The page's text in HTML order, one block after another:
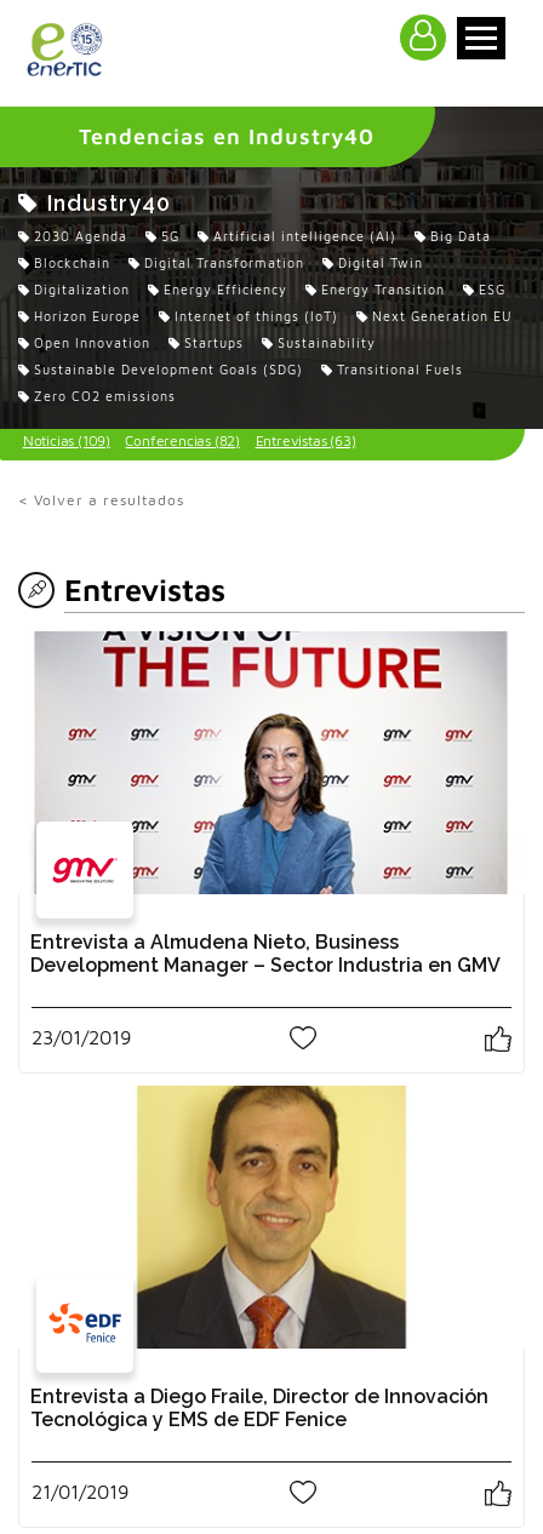
Tendencias en Industry40
Industry40
2030 Agenda 5G Artificial intelligence (AI)
Big Data
Blockchain
Digital Transformation
Digital Twin
Digitalization
Energy Efficiency Energy Transition
ESG
Horizon Europe
Internet of things (IoT)
Next Generation EU
Open Innovation
Startups
Sustainability
Sustainable Development Goals (SDG)
Transitional Fuels
Zero CO2 emissions
Noticias (109) Conferencias (82) Entrevistas (63)
< Volver a resultados
Entrevistas
Entrevista a Almudena Nieto, Business
Development Manager – Sector Industria en GMV
23/01/2019
Entrevista a Diego Fraile, Director de Innovación
Tecnológica y EMS de EDF Fenice
21/01/2019